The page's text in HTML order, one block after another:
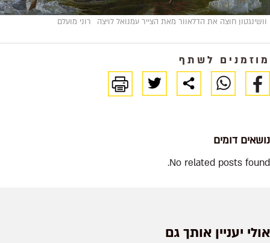
וושינגטון חוצה את הדלאוור מאת הצייר עמנואל לויצה רוני מועלם
מוזמנים לשתף
נושאים דומים
No related posts found.
אולי יעניין אותך גם